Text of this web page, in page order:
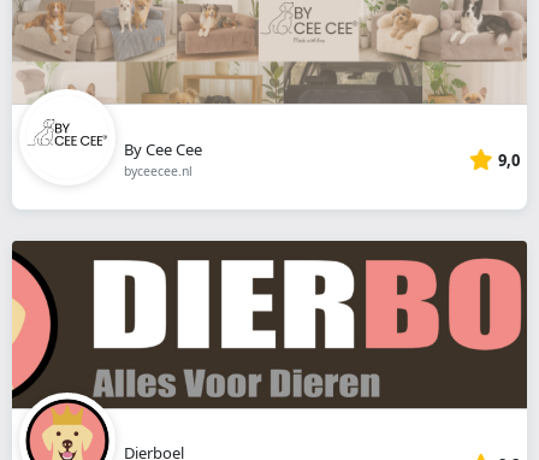
By Cee Cee
byceecee.nl 9,0
Dierboel